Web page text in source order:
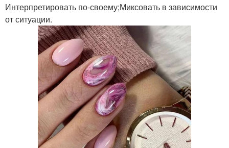
Интерпретировать по-своему;Миксовать в зависимости
от ситуации.